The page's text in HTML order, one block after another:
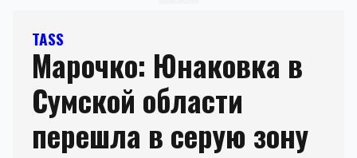
TASS
Марочко: Юнаковка в
Сумской области
перешла в серую зону